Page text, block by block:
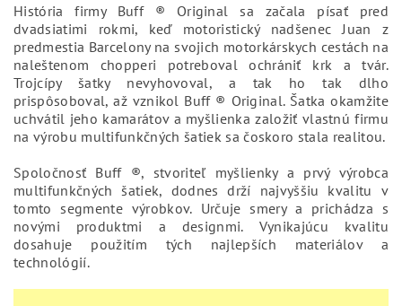
História firmy Buff ® Original sa začala písať pred
dvadsiatimi rokmi, keď motoristický nadšenec Juan z
predmestia Barcelony na svojich motorkárskych cestách na
naleštenom chopperi potreboval ochrániť krk a tvár.
Trojcípy šatky nevyhovoval, a tak ho tak dlho
prispôsoboval, až vznikol Buff ® Original. Šatka okamžite
uchvátil jeho kamarátov a myšlienka založiť vlastnú firmu
na výrobu multifunkčných šatiek sa čoskoro stala realitou.
Spoločnosť Buff ®, stvoriteľ myšlienky a prvý výrobca
multifunkčných šatiek, dodnes drží najvyššiu kvalitu v
tomto segmente výrobkov. Určuje smery a prichádza s
novými produktmi a designmi. Vynikajúcu kvalitu
dosahuje použitím tých najlepších materiálov a
technológií.